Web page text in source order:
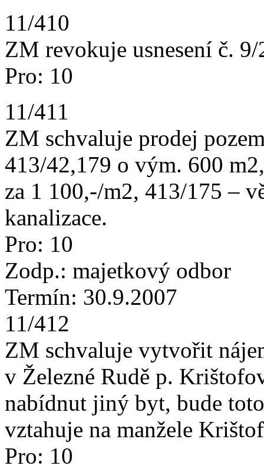
11/410
ZM revokuje usnesení č.
Pro: 10
11/411
ZM schvaluje prodej
413/42,179 o vým. 600 m2,
za 1 100,-/m2, 413/175 –
kanalizace.
Pro: 10
Zodp.: majetkový odbor
Termín: 30.9.2007
11/412
ZM schvaluje vytvořit
v Železné Rudě p.
nabídnut jiný byt, bude
vztahuje na manžele
Pro: 10